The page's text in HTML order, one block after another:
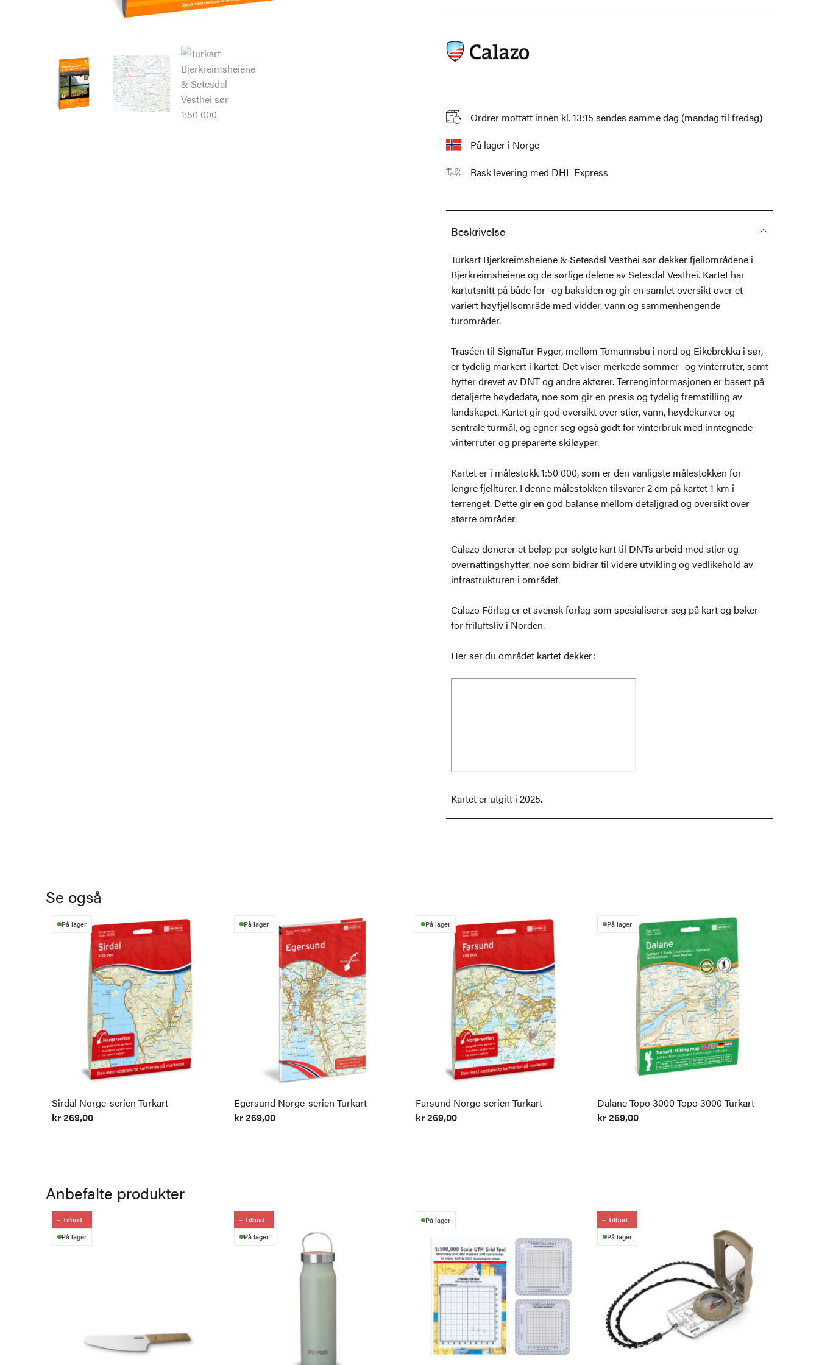
000
antall
Ordrer mottatt innen kl. 13:15 sendes samme dag (mandag til fredag)
På lager i Norge
Rask levering med DHL Express
Beskrivelse
Turkart Bjerkreimsheiene & Setesdal Vesthei sør dekker fjellområdene i
Bjerkreimsheiene og de sørlige delene av Setesdal Vesthei. Kartet har
kartutsnitt på både for- og baksiden og gir en samlet oversikt over et
variert høyfjellsområde med vidder, vann og sammenhengende
turområder.
Traséen til SignaTur Ryger, mellom Tomannsbu i nord og Eikebrekka i sør,
er tydelig markert i kartet. Det viser merkede sommer- og vinterruter, samt
hytter drevet av DNT og andre aktører. Terrenginformasjonen er basert på
detaljerte høydedata, noe som gir en presis og tydelig fremstilling av
landskapet. Kartet gir god oversikt over stier, vann, høydekurver og
sentrale turmål, og egner seg også godt for vinterbruk med inntegnede
vinterruter og preparerte skiløyper.
Kartet er i målestokk 1:50 000, som er den vanligste målestokken for
lengre fjellturer. I denne målestokken tilsvarer 2 cm på kartet 1 km i
terrenget. Dette gir en god balanse mellom detaljgrad og oversikt over
større områder.
Calazo donerer et beløp per solgte kart til DNTs arbeid med stier og
overnattingshytter, noe som bidrar til videre utvikling og vedlikehold av
infrastrukturen i området.
Calazo Förlag er et svensk forlag som spesialiserer seg på kart og bøker
for friluftsliv i Norden.
Her ser du området kartet dekker:
Kartet er utgitt i 2025.
Se også
På lager
Sirdal Norge-serien Turkart
kr269,00
På lager
Egersund Norge-serien Turkart
kr269,00
På lager
Farsund Norge-serien Turkart
kr269,00
På lager
Dalane Topo 3000 Topo 3000 Turkart
kr259,00
Anbefalte produkter
Tilbud
På lager
Tilbud
På lager
På lager
Tilbud
På lager